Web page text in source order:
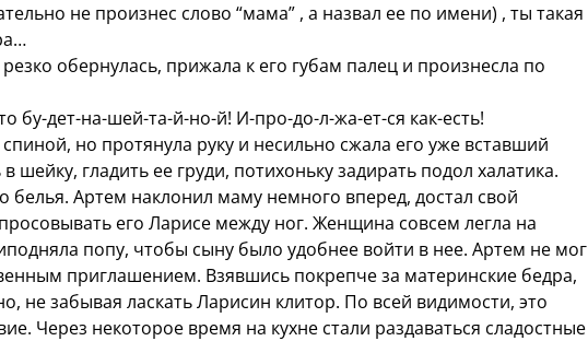
не произнес слово “мама” , а назвал ее по имени) , ты такая
обернулась, прижала к его губам палец и произнесла по
бу-дет-на-шей-та-й-но-й! И-про-до-л-жа-ет-ся как-есть!
но протянула руку и несильно сжала его уже вставший
шейку, гладить ее груди, потихоньку задирать подол халатика.
белья. Артем наклонил маму немного вперед, достал свой
его Ларисе между ног. Женщина совсем легла на
попу, чтобы сыну было удобнее войти в нее. Артем не мог
приглашением. Взявшись покрепче за материнские бедра,
не забывая ласкать Ларисин клитор. По всей видимости, это
Через некоторое время на кухне стали раздаваться сладостные